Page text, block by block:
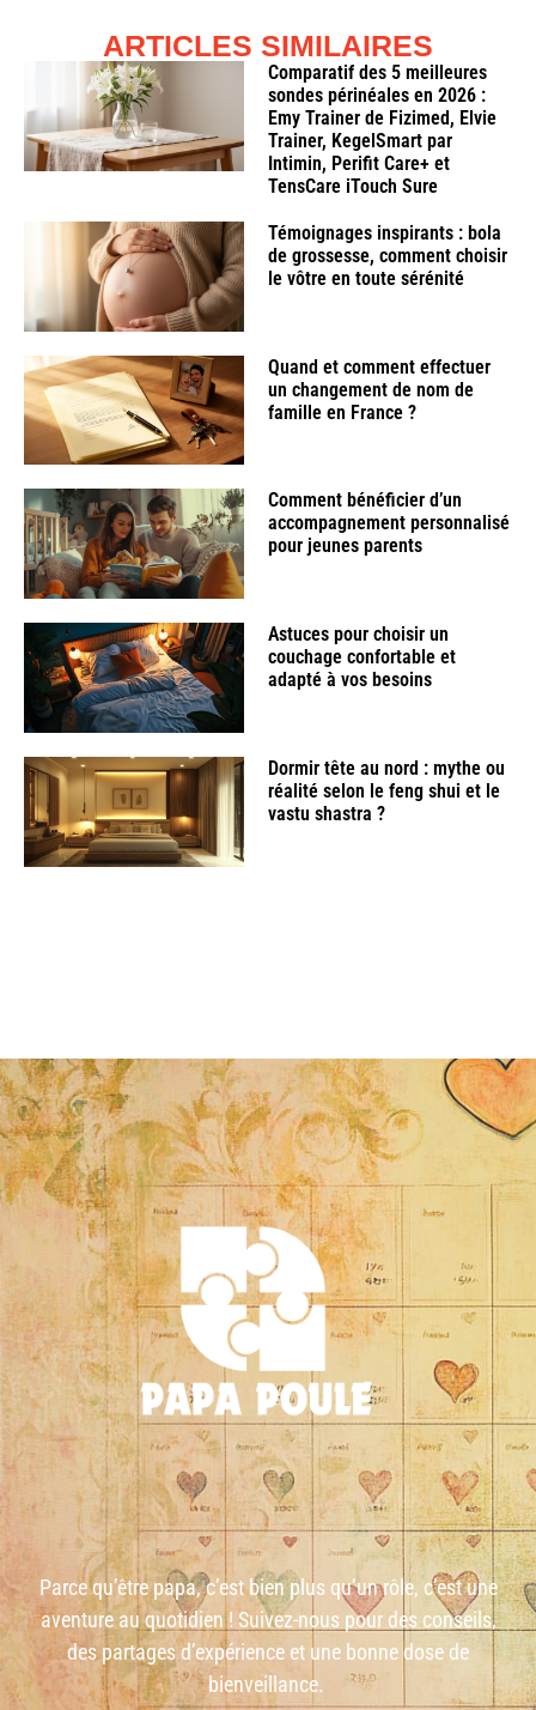
ARTICLES SIMILAIRES
Comparatif des 5 meilleures
sondes périnéales en 2026 :
Emy Trainer de Fizimed, Elvie
Trainer, KegelSmart par
Intimin, Perifit Care+ et
TensCare iTouch Sure
Témoignages inspirants : bola
de grossesse, comment choisir
le vôtre en toute sérénité
Quand et comment effectuer
un changement de nom de
famille en France ?
Comment bénéficier d’un
accompagnement personnalisé
pour jeunes parents
Astuces pour choisir un
couchage confortable et
adapté à vos besoins
Dormir tête au nord : mythe ou
réalité selon le feng shui et le
vastu shastra ?
Parce qu’être papa, c’est bien plus qu’un rôle, c’est une
aventure au quotidien ! Suivez-nous pour des conseils,
des partages d’expérience et une bonne dose de
bienveillance.